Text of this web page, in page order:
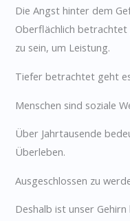
Die Angst hinter dem
Oberflächlich betrachtet
zu sein, um Leistung.
Tiefer betrachtet geht
Menschen sind soziale
Über Jahrtausende
Überleben.
Ausgeschlossen zu
Deshalb ist unser